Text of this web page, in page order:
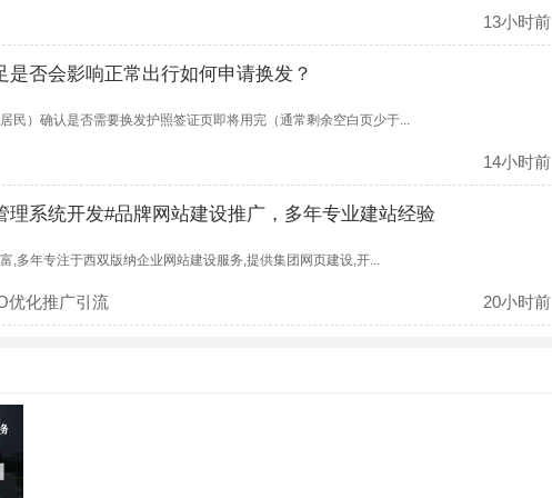
13小时前
是否会影响正常出行如何申请换发？
民）确认是否需要换发护照签证页即将用完（通常剩余空白页少于...
14小时前
理系统开发#品牌网站建设推广，多年专业建站经验
,多年专注于西双版纳企业网站建设服务,提供集团网页建设,开...
优化推广引流 20小时前